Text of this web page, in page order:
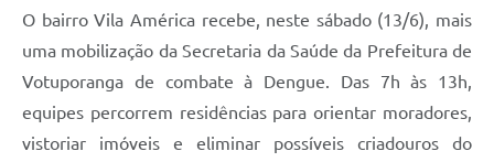
O bairro Vila América recebe, neste sábado (13/6), mais
uma mobilização da Secretaria da Saúde da Prefeitura de
Votuporanga de combate à Dengue. Das 7h às 13h,
equipes percorrem residências para orientar moradores,
vistoriar imóveis e eliminar possíveis criadouros do